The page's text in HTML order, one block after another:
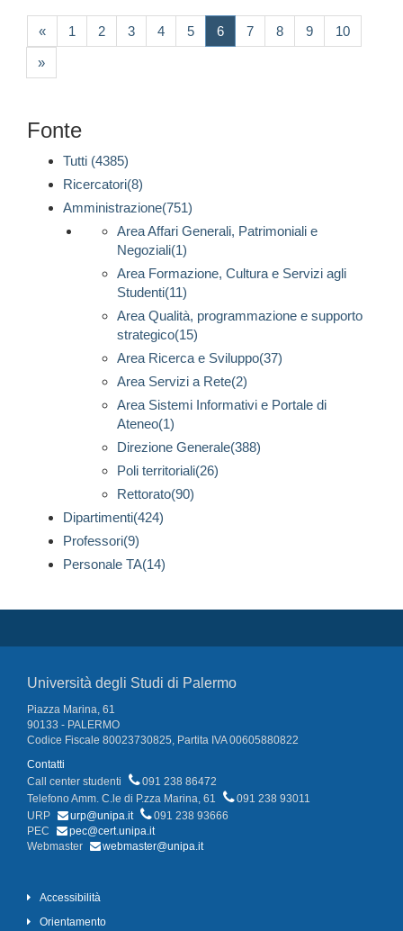
« 1 2 3 4 5 6(current)
7 8 9 10
»
Fonte
Tutti (4385)
Ricercatori(8)
Amministrazione(751)
Area Affari Generali, Patrimoniali e
Negoziali(1)
Area Formazione, Cultura e Servizi agli
Studenti(11)
Area Qualità, programmazione e supporto
strategico(15)
Area Ricerca e Sviluppo(37)
Area Servizi a Rete(2)
Area Sistemi Informativi e Portale di
Ateneo(1)
Direzione Generale(388)
Poli territoriali(26)
Rettorato(90)
Dipartimenti(424)
Professori(9)
Personale TA(14)
Università degli Studi di Palermo
Piazza Marina, 61
90133 - PALERMO
Codice Fiscale 80023730825, Partita IVA 00605880822
Contatti
Call center studenti
091 238 86472
Telefono Amm. C.le di P.zza Marina, 61
091 238 93011
URP
urp@unipa.it
091 238 93666
PEC
pec@cert.unipa.it
Webmaster
webmaster@unipa.it
Accessibilità
Orientamento